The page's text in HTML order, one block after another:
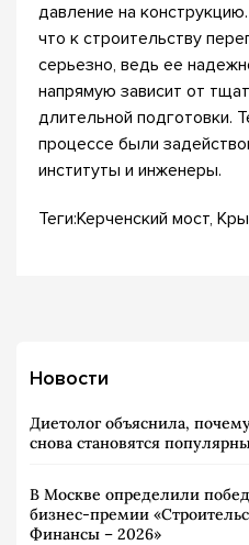
давление на
что к строительству
серьезно, ведь ее
напрямую зависит от
длительной подготовки.
процессе были
институты и инженеры.
Теги:Керченский мост,
Новости
Диетолог объяснила,
снова становятся
В Москве определили
бизнес-премии
Финансы – 2026»